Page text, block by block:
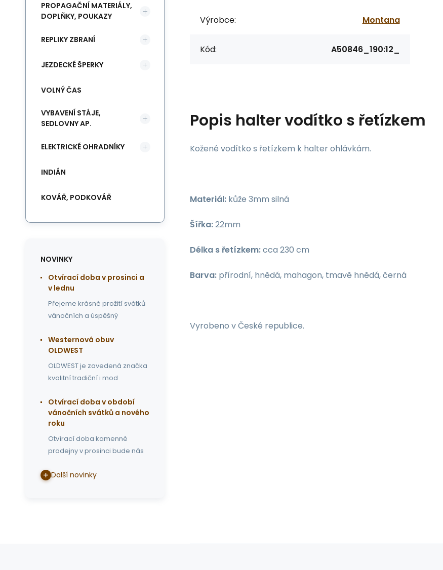
Výrobce: Montana
Kód: A50846_190:12_
Popis halter vodítko s řetízkem
Kožené vodítko s řetízkem k halter ohlávkám.
Materiál: kůže 3mm silná
Šířka:22mm
Délka s řetízkem:cca 230 cm
Barva: přírodní, hnědá, mahagon, tmavě hnědá, černá
Vyrobeno v České republice.
PROPAGAČNÍ MATERIÁLY,
DOPLŇKY, POUKAZY
REPLIKY ZBRANÍ
JEZDECKÉ ŠPERKY
VOLNÝ ČAS
VYBAVENÍ STÁJE,
SEDLOVNY AP.
ELEKTRICKÉ OHRADNÍKY
INDIÁN
KOVÁŘ, PODKOVÁŘ
NOVINKY
Otvírací doba v prosinci a
v lednu
Přejeme krásné prožití svátků
vánočních a úspěšný
Westernová obuv
OLDWEST
OLDWEST je zavedená značka
kvalitní tradiční i mod
Otvírací doba v období
vánočních svátků a nového
roku
Otvírací doba kamenné
prodejny v prosinci bude nás
Další novinky